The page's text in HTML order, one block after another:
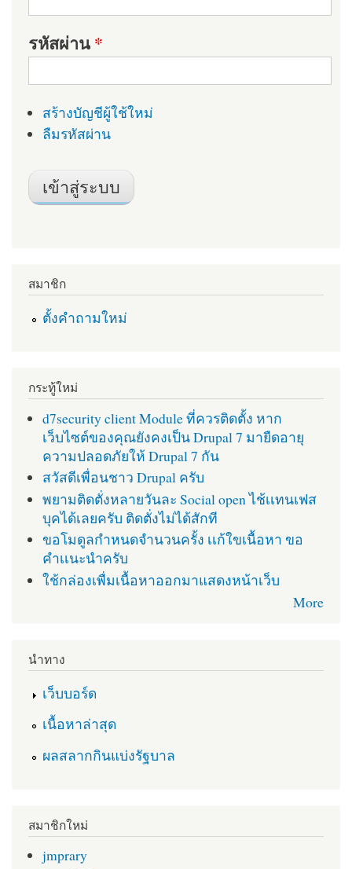
รหัสผ่าน*
สร้างบัญชีผู้ใช้ใหม่
ลืมรหัสผ่าน
สมาชิก
ตั้งคำถามใหม่
กระทู้ใหม่
d7security client Module ที่ควรติดตั้ง หาก
เว็บไซต์ของคุณยังคงเป็น Drupal 7 มายืดอายุ
ความปลอดภัยให้ Drupal 7 กัน
สวัสดีเพื่อนชาว Drupal ครับ
พยามติดตั่งหลายวันละ Social open ไช้เเทนเฟส
บุคได้เลยครับ ติดตั่งไม่ได้สักที
ขอโมดูลกำหนดจำนวนครั้ง เเก้ใขเนื้อหา ขอ
คำเเนะนำครับ
ใช้กล่องเพื่มเนื้อหาออกมาแสดงหน้าเว็บ
More
นำทาง
เว็บบอร์ด
เนื้อหาล่าสุด
ผลสลากกินแบ่งรัฐบาล
สมาชิกใหม่
jmprary